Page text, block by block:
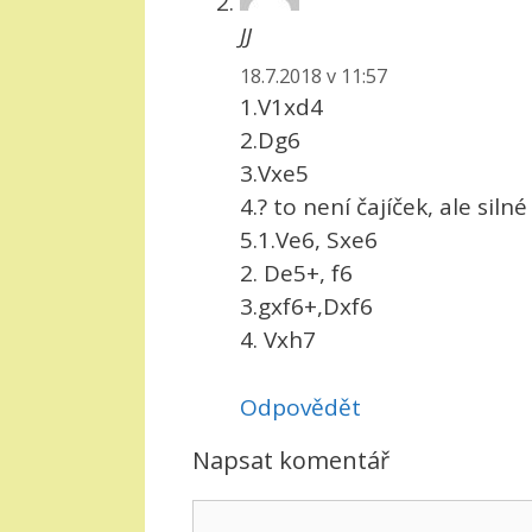
JJ
18.7.2018 v 11:57
1.V1xd4
2.Dg6
3.Vxe5
4.? to není čajíček, ale
5.1.Ve6, Sxe6
2. De5+, f6
3.gxf6+,Dxf6
4. Vxh7
Odpovědět
Napsat komentář